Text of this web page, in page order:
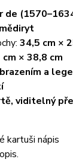
de
34,5 cm ×
cm × 38,8 cm
a
viditelný
kartuši nápis